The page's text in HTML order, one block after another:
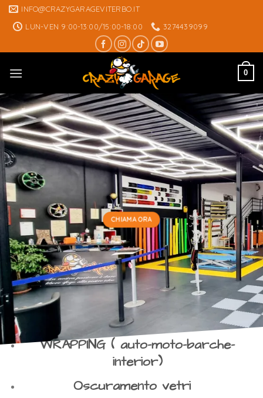
Skip INFO@CRAZYGARAGEVITERBO.IT
LUN-VEN 9:00-13:00/15:00-18:00
3274439099
0
CHIAMA ORA
WRAPPING ( auto-moto-barche-
interior)
Oscuramento vetri